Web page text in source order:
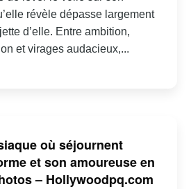
révèle dépasse largement
d’elle. Entre ambition,
et virages audacieux,...
où séjournent
et son amoureuse en
– Hollywoodpq.com